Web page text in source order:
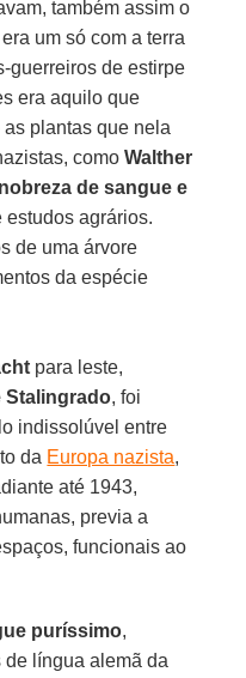
também assim o
um só com a terra
guerreiros de estirpe
era aquilo que
plantas que nela
comoWalther
de sangue e
estudos agrários.
de uma árvore
da espécie
para leste,
Stalingrado, foi
indissolúvel entre
da Europa nazista,
até 1943,
previa a
funcionais ao
puríssimo,
de língua alemã da